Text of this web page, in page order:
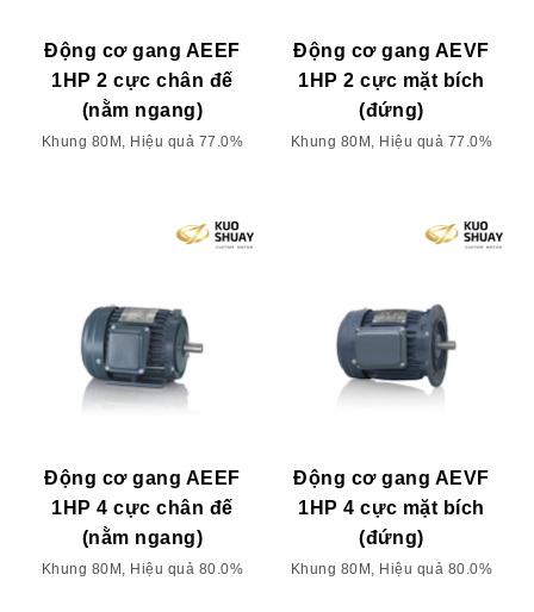
Động cơ gang AEEF
1HP 2 cực chân đế
(nằm ngang)
Khung 80M, Hiệu quả 77.0%
Động cơ gang AEVF
1HP 2 cực mặt bích
(đứng)
Khung 80M, Hiệu quả 77.0%
Động cơ gang AEEF
1HP 4 cực chân đế
(nằm ngang)
Khung 80M, Hiệu quả 80.0%
Động cơ gang AEVF
1HP 4 cực mặt bích
(đứng)
Khung 80M, Hiệu quả 80.0%